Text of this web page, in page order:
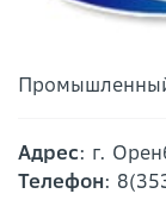
Адрес: г.
Телефон: